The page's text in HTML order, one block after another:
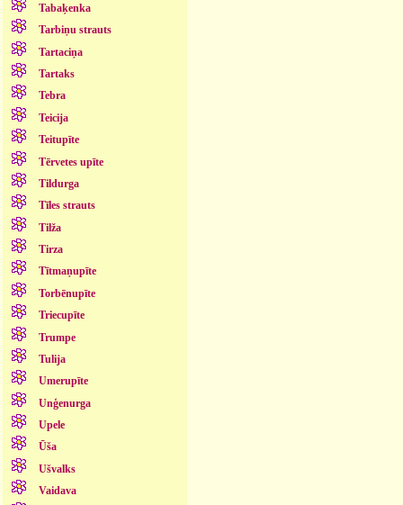
Tabaķenka
Tarbiņu strauts
Tartaciņa
Tartaks
Tebra
Teicija
Teitupīte
Tērvetes upīte
Tildurga
Tīles strauts
Tilža
Tirza
Tītmaņupīte
Torbēnupīte
Triecupīte
Trumpe
Tulija
Umerupīte
Unģenurga
Upele
Ūša
Ušvalks
Vaidava